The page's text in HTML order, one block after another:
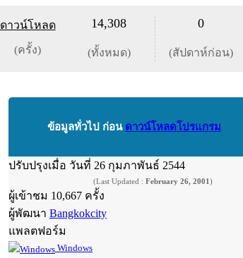
ดาวน์โหลด
(ครั้ง)
14,308
(ทั้งหมด)
0
(สัปดาห์ก่อน)
ข้อมูลทั่วไป ก่อน ดาวน์โหลดโปรแกรม
ปรับปรุงเมื่อ วันที่ 26 กุมภาพันธ์ 2544
(Last Updated : February 26, 2001 )
ผู้เข้าชม 10,667 ครั้ง
ผู้พัฒนา Bangkokcity
แพลตฟอร์ม
Windows